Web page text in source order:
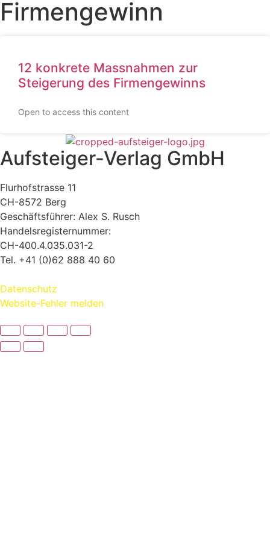
Firmengewinn
12 konkrete Massnahmen zur
Steigerung des Firmengewinns
Open to access this content
Aufsteiger-Verlag GmbH
Flurhofstrasse 11
CH-8572 Berg
Geschäftsführer: Alex S. Rusch
Handelsregisternummer:
CH-400.4.035.031-2
Tel. +41 (0)62 888 40 60
Datenschutz
Website-Fehler melden